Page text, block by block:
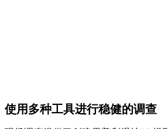
使用多种工具进行稳健的调查